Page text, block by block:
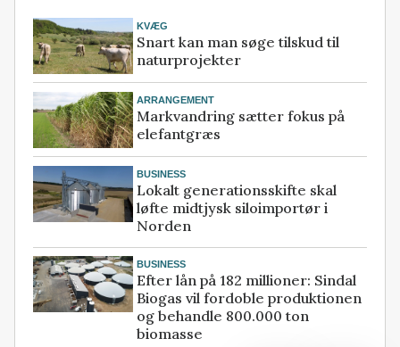
KVÆG
Snart kan man søge tilskud til
naturprojekter
ARRANGEMENT
Markvandring sætter fokus på
elefantgræs
BUSINESS
Lokalt generationsskifte skal
løfte midtjysk siloimportør i
Norden
BUSINESS
Efter lån på 182 millioner: Sindal
Biogas vil fordoble produktionen
og behandle 800.000 ton
biomasse